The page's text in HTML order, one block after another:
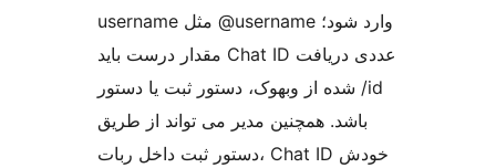
username مثل @username وارد شود؛
مقدار درست باید Chat ID عددی دریافت
شده از وبهوک، دستور ثبت یا دستور /id
باشد. همچنین مدیر می تواند از طریق
دستور ثبت داخل ربات، Chat ID خودش